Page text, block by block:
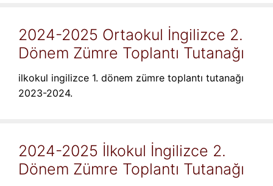
2024-2025 Ortaokul İngilizce 2.
Dönem Zümre Toplantı Tutanağı
ilkokul ingilizce 1. dönem zümre toplantı tutanağı
2023-2024.
2024-2025 İlkokul İngilizce 2.
Dönem Zümre Toplantı Tutanağı